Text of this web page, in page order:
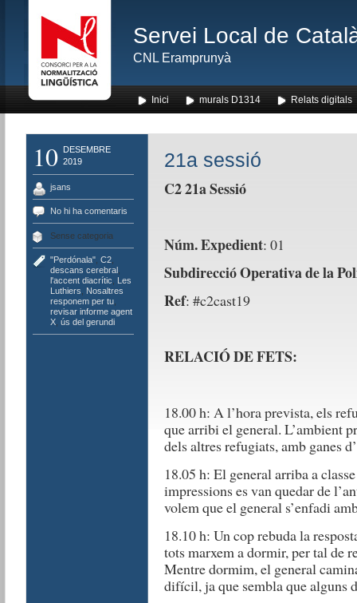
Servei Local de
CNL Eramprunyà
Inici murals D1314 Relats digitals
10
DESEMBRE
2019
jsans
No hi ha comentaris
Sense categoria
"Perdónala", C2,
descans cerebral,
l'accent diacrític
Les
Luthiers
Nosaltres
responem per tu,
revisar informe agent
X, ús del gerundi
21a sessió
C2 21a Sessió
Núm. Expedient: 01
Subdirecció Operativa de la
Ref: #c2cast19
RELACIÓ DE FETS:
18.00 h: A l’hora prevista, els
que arribi el general. L’ambient
dels altres refugiats, amb ganes
18.05 h: El general arriba a
impressions es van quedar de
volem que el general s’enfadi
18.10 h: Un cop rebuda la
tots marxem a dormir, per tal de
Mentre dormim, el general
difícil, ja que sembla que alguns